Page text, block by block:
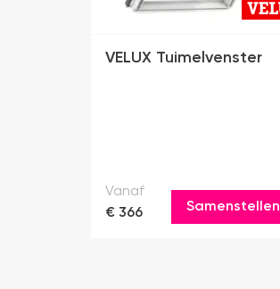
VELUX Tuimelvenster
Vanaf
€ 366
Samenstellen